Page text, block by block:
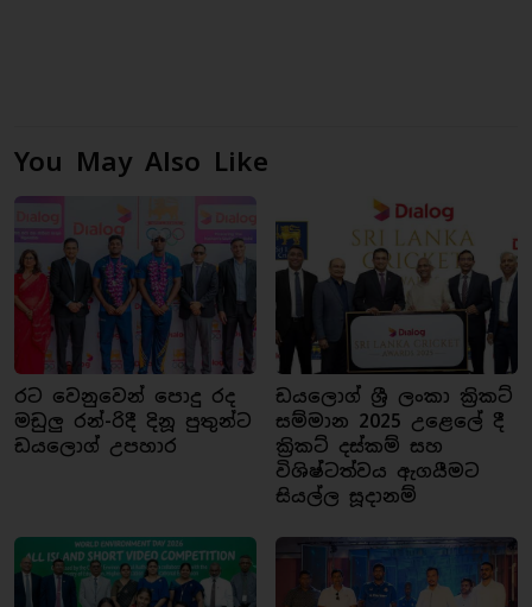
You May Also Like
රට වෙනුවෙන් පොදු රද
මඩුලු රන්-රිදී දිනූ පුතුන්ට
ඩයලොග් උපහාර
ඩයලොග් ශ්‍රී ලංකා ක්‍රිකට්
සම්මාන 2025 උළෙලේ දී
ක්‍රිකට් දස්කම් සහ
විශිෂ්ටත්වය ඇගයීමට
සියල්ල සූදානම්